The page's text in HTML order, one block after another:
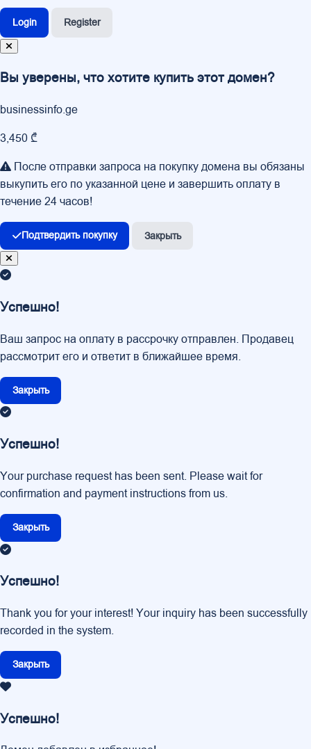
Login Register
Вы уверены, что хотите купить этот домен?
businessinfo.ge
3,450 ₾
После отправки запроса на покупку домена вы обязаны
выкупить его по указанной цене и завершить оплату в
течение 24 часов!
Подтвердить покупку Закрыть
Успешно!
Ваш запрос на оплату в рассрочку отправлен. Продавец
рассмотрит его и ответит в ближайшее время.
Закрыть
Успешно!
Your purchase request has been sent. Please wait for
confirmation and payment instructions from us.
Закрыть
Успешно!
Thank you for your interest! Your inquiry has been successfully
recorded in the system.
Закрыть
Успешно!